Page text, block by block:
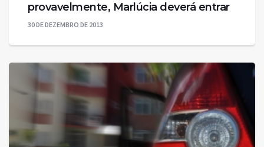
provavelmente, Marlúcia deverá entrar
30 DE DEZEMBRO DE 2013